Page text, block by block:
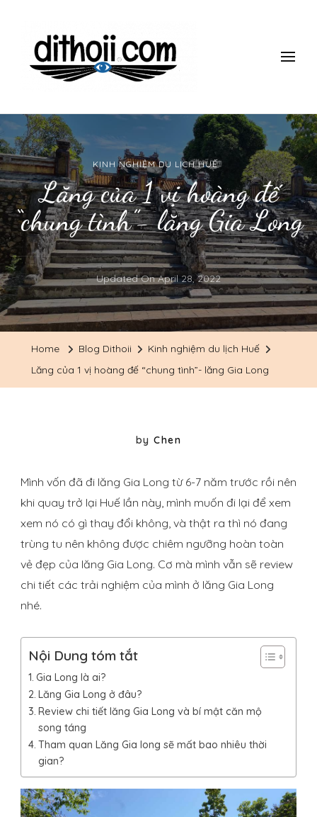
ĐI THÔII!
Du lịch một mình có gì thú vị? làm thế nào để đi một mình mà
vẫn an toàn, giá rẻ vui vẻ? Tham khảo những kinh nghiệm 10
năm đi du lịch một mình của mình nhé.
KINH NGHIỆM DU LỊCH HUẾ
Lăng của 1 vị hoàng đế
“chung tình”- lăng Gia Long
Updated OnApril 28, 2022
Home Blog Dithoii
Kinh nghiệm du lịch Huế
Lăng của 1 vị hoàng đế “chung tình”- lăng Gia Long
byChen
Mình vốn đã đi lăng Gia Long từ 6-7 năm trước rồi nên
khi quay trở lại Huế lần này, mình muốn đi lại để xem
xem nó có gì thay đổi không, và thật ra thì nó đang
trùng tu nên không được chiêm ngưỡng hoàn toàn
vẻ đẹp của lăng Gia Long. Cơ mà mình vẫn sẽ review
chi tiết các trải nghiệm của mình ở lăng Gia Long
nhé.
Nội Dung tóm tắt
Gia Long là ai?
Lăng Gia Long ở đâu?
Review chi tiết lăng Gia Long và bí mật căn mộ
song táng
Tham quan Lăng Gia long sẽ mất bao nhiêu thời
gian?